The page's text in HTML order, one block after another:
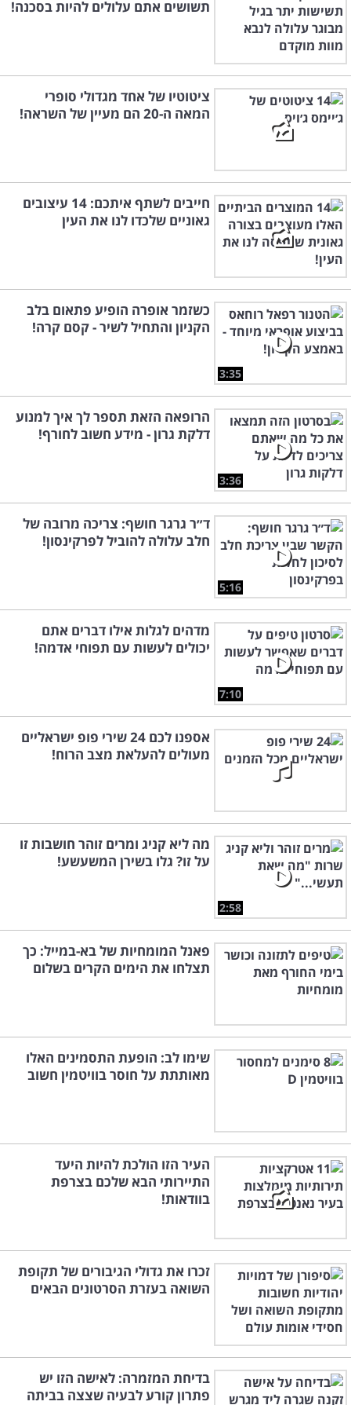
תשושים אתם עלולים להיות בסכנה!
ציטוטיו של אחד מגדולי סופרי
המאה ה-20 הם מעיין של השראה!
חייבים לשתף איתכם: 14 עיצובים
גאוניים שלכדו לנו את העין
3:35
כשזמר אופרה הופיע פתאום בלב
הקניון והתחיל לשיר - קסם קרה!
3:36
הרופאה הזאת תספר לך איך למנוע
דלקת גרון - מידע חשוב לחורף!
5:16
ד״ר גרגר חושף: צריכה מרובה של
חלב עלולה להוביל לפרקינסון!
7:10
מדהים לגלות אילו דברים אתם
יכולים לעשות עם תפוחי אדמה!
אספנו לכם 24 שירי פופ ישראליים
מעולים להעלאת מצב הרוח!
2:58
מה ליא קניג ומרים זוהר חושבות זו
על זו? גלו בשירן המשעשע!
פאנל המומחיות של בא-במייל: כך
תצלחו את הימים הקרים בשלום
שימו לב: הופעת התסמינים האלו
מאותתת על חוסר בוויטמין חשוב
העיר הזו הולכת להיות היעד
התיירותי הבא שלכם בצרפת
בוודאות!
זכרו את גדולי הגיבורים של תקופת
השואה בעזרת הסרטונים הבאים
בדיחת המזמרה: לאישה הזו יש
פתרון קורע לבעיה שצצה בביתה